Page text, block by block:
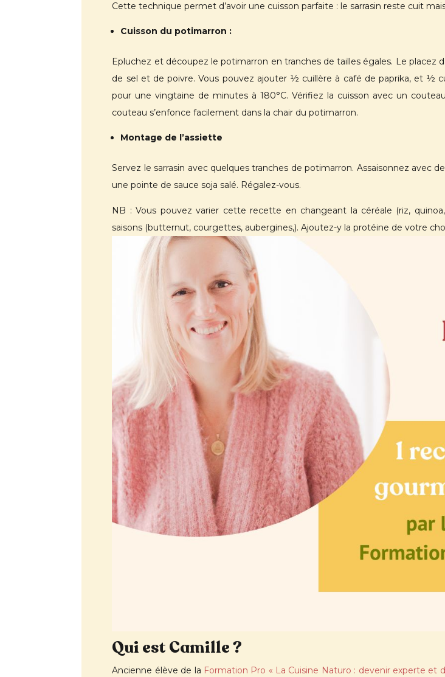
Cette technique permet d’avoir une cuisson parfaite : le sarrasin reste cuit
Cuisson du potimarron :
Epluchez et découpez le potimarron en tranches de tailles égales. Le placez
de sel et de poivre. Vous pouvez ajouter ½ cuillère à café de paprika, et ½
pour une vingtaine de minutes à 180°C.Vérifiez la cuisson avec un
couteau s’enfonce facilement dans la chair du potimarron.
Montage de l’assiette
Servez le sarrasin avec quelques tranches de potimarron. Assaisonnez avec
une pointe de sauce soja salé. Régalez-vous.
NB : Vous pouvez varier cette recette en changeant la céréale (riz,
saisons (butternut, courgettes, aubergines,). Ajoutez-y la protéine de votre
Qui est Camille ?
Ancienne élève de la Formation Pro « La Cuisine Naturo : devenir experte et